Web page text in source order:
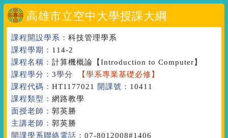
高雄市立空中大學授課大綱
課程開設學系： 科技管理學系
課程學期： 114-2
課程名稱： 計算機概論 【Introduction to Computer】
課程學分： 3學分
【學系專業基礎必修】
課程代碼： HT1177021 開課號： 10411
課程類型： 網路教學
面授老師： 郭英勝
主講老師： 郭英勝
開課學系聯絡電話： 07-8012008#1406